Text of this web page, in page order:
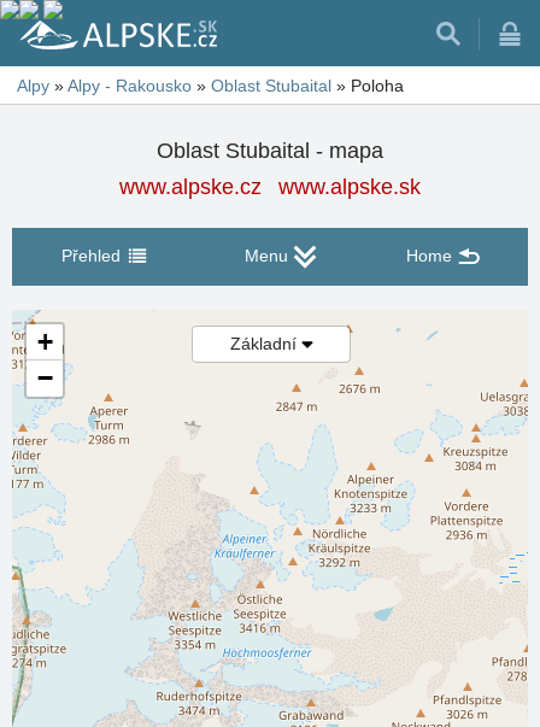
Alpy »Alpy - Rakousko » Oblast Stubaital » Poloha
Oblast Stubaital - mapa
www.alpske.cz
www.alpske.sk
Přehled Menu Home
Základní
+
−